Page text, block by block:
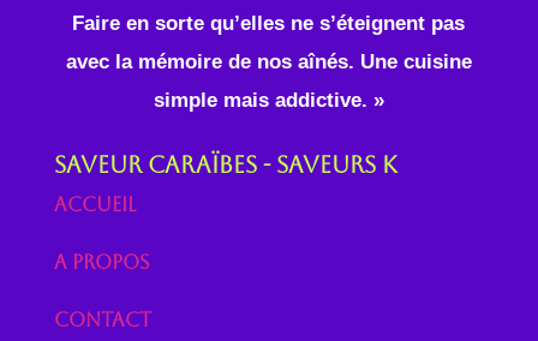
Faire en sorte qu’elles ne s’éteignent pas
avec la mémoire de nos aînés. Une cuisine
simple mais addictive. »
Saveur Caraïbes - Saveurs K
Accueil
A propos
Contact